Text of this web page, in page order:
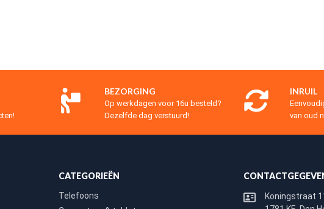
BEZORGING
Op werkdagen voor 16u besteld?
Dezelfde dag verstuurd!
INRUIL
van oud
CATEGORIEËN
Telefoons
Koningstraat